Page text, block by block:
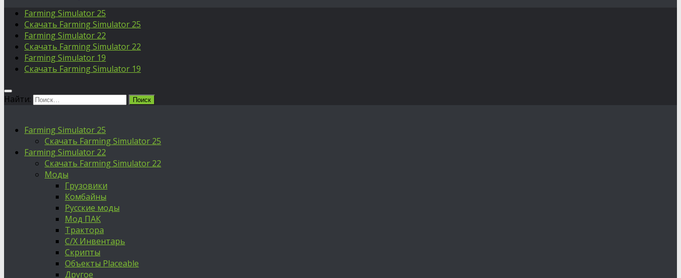
Farming Simulator 25
Скачать Farming Simulator 25
Farming Simulator 22
Скачать Farming Simulator 22
Farming Simulator 19
Скачать Farming Simulator 19
Найти:
Farming Simulator 25
Скачать Farming Simulator 25
Farming Simulator 22
Скачать Farming Simulator 22
Моды
Грузовики
Комбайны
Русские моды
Мод ПАК
Трактора
С/Х Инвентарь
Скрипты
Объекты Placeable
Другое